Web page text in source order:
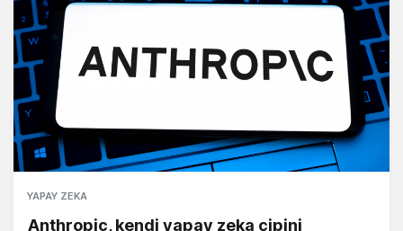
YAPAY ZEKA
Anthropic, kendi yapay zeka çipini